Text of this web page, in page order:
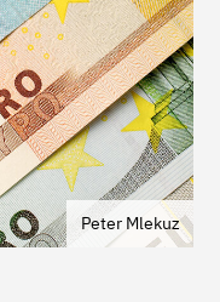
Peter Mlekuz